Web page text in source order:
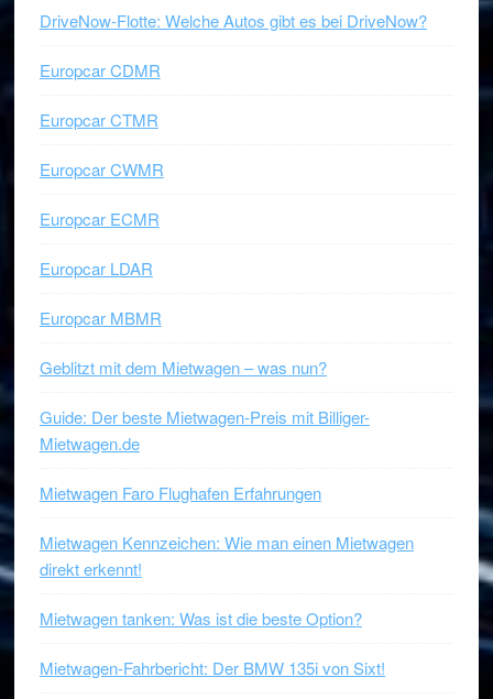
DriveNow-Flotte: Welche Autos gibt es bei DriveNow?
Europcar CDMR
Europcar CTMR
Europcar CWMR
Europcar ECMR
Europcar LDAR
Europcar MBMR
Geblitzt mit dem Mietwagen – was nun?
Guide: Der beste Mietwagen-Preis mit Billiger-
Mietwagen.de
Mietwagen Faro Flughafen Erfahrungen
Mietwagen Kennzeichen: Wie man einen Mietwagen
direkt erkennt!
Mietwagen tanken: Was ist die beste Option?
Mietwagen-Fahrbericht: Der BMW 135i von Sixt!